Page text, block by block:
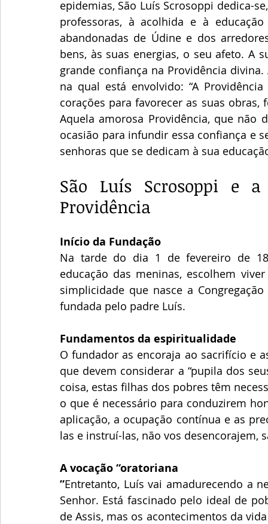
epidemias, São Luís Scrosoppi dedica-
professoras, à acolhida e à
abandonadas de Údine e dos
bens, às suas energias, o seu afeto. A
grande confiança na Providência
na qual está envolvido: “A
corações para favorecer as suas
Aquela amorosa Providência, que não
ocasião para infundir essa confiança e
senhoras que se dedicam à sua
São Luís Scrosoppi e a
Providência
Início da Fundação
Na tarde do dia 1 de fevereiro de
educação das meninas, escolhem
simplicidade que nasce a
fundada pelo padre Luís.
Fundamentos da espiritualidade
O fundador as encoraja ao sacrifício e
que devem considerar a “pupila dos
coisa, estas filhas dos pobres têm
o que é necessário para conduzirem
aplicação, a ocupação contínua e as
las e instruí-las, não vos desencorajem,
A vocação “oratoriana
”Entretanto, Luís vai amadurecendo a
Senhor. Está fascinado pelo ideal de
de Assis, mas os acontecimentos da